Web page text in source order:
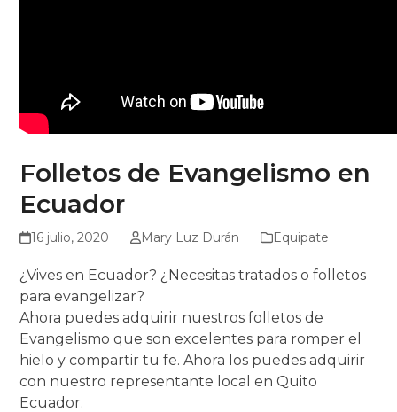
Folletos de Evangelismo en
Ecuador
16 julio, 2020 Mary Luz Durán Equipate
¿Vives en Ecuador? ¿Necesitas tratados o folletos
para evangelizar?
Ahora puedes adquirir nuestros folletos de
Evangelismo que son excelentes para romper el
hielo y compartir tu fe. Ahora los puedes adquirir
con nuestro representante local en Quito
Ecuador.